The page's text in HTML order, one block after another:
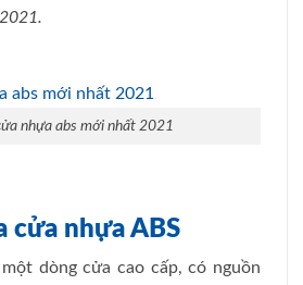
nhựa abs mới nhất 2021
cửa nhựa ABS
một dòng cửa cao cấp, có nguồn